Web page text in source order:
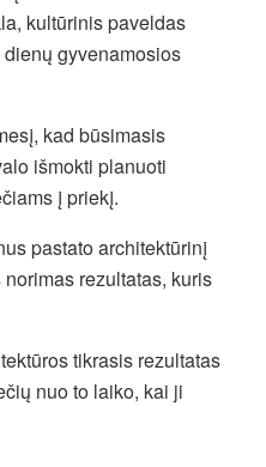
kultūrinis paveldas
gyvenamosios
kad būsimasis
išmokti planuoti
į priekį.
pastato architektūrinį
rezultatas, kuris
tikrasis rezultatas
nuo to laiko, kai ji